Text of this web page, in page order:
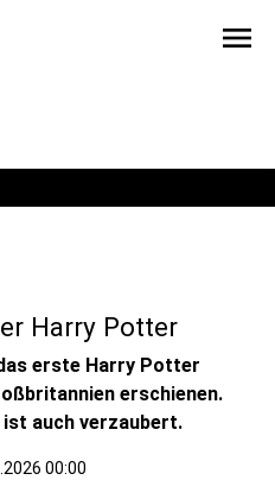
menu
Harry Potter
erste Harry Potter
erschienen.
ist auch verzaubert.
00:00